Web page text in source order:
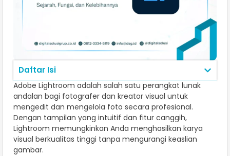
Daftar Isi
Adobe Lightroom adalah salah satu perangkat lunak
andalan bagi fotografer dan kreator visual untuk
mengedit dan mengelola foto secara profesional.
Dengan tampilan yang intuitif dan fitur canggih,
Lightroom memungkinkan Anda menghasilkan karya
visual berkualitas tinggi tanpa mengurangi keaslian
gambar.